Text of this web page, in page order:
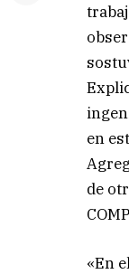
en
de
«En